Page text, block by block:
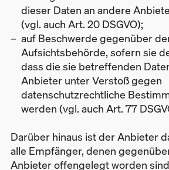
dieser Daten an andere
(vgl. auch Art. 20 DSGVO);
auf Beschwerde gegenüber
Aufsichtsbehörde, sofern sie
dass die sie betreffenden
Anbieter unter Verstoß gegen
datenschutzrechtliche
werden (vgl. auch Art. 77
Darüber hinaus ist der Anbieter
alle Empfänger, denen
Anbieter offengelegt worden